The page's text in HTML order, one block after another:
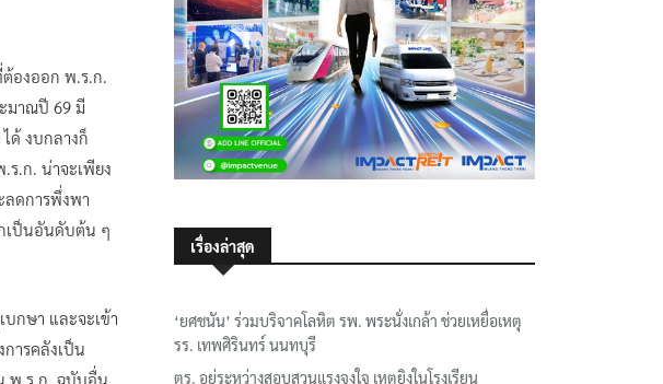
ต้องออก พ.ร.ก.
มาณปี 69 มี
ด้ งบกลางก็
.ก. น่าจะเพียง
ลดการพึ่งพา
เป็นอันดับต้น ๆ
กษา และจะเข้า
ารคลังเป็น
พ.ร.ก. ฉบับอื่น
เรื่องล่าสุด
‘ยศชนัน’ ร่วมบริจาคโลหิต รพ. พระนั่งเกล้า ช่วยเหยื่อเหตุ
รร. เทพศิรินทร์ นนทบุรี
ตร. อยู่ระหว่างสอบสวนแรงจูงใจ เหตุยิงในโรงเรียน